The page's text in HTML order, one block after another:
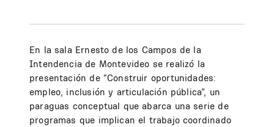
En la sala Ernesto de los Campos de la
Intendencia de Montevideo se realizó la
presentación de “Construir oportunidades:
empleo, inclusión y articulación pública”, un
paraguas conceptual que abarca una serie de
programas que implican el trabajo coordinado